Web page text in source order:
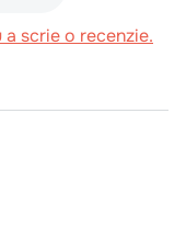
scrie o recenzie.